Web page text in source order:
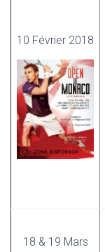
10 Février 2018
18 & 19 Mars